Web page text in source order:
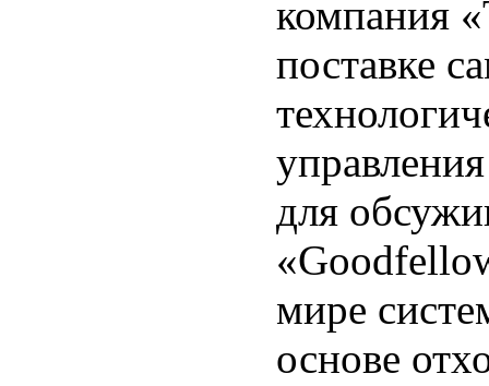
компания
поставке
для
мире
основе